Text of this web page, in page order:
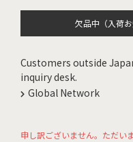
欠品中（入荷
Customers outside
inquiry desk.
Global Network
申し訳ございません。ただい